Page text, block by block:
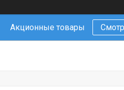
Акционные товары